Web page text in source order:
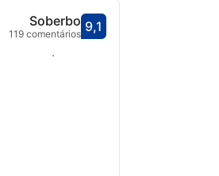
Pontuado com 9,1
9,1
Soberbo
119 comentários
Selecionar datas